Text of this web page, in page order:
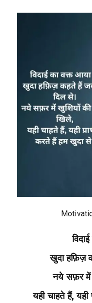
खुदा हफ़िज़
नये सफ़र में
यही चाहते हैं,